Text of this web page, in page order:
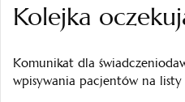
Kolejka
Komunikat dla
wpisywania pacjentów na